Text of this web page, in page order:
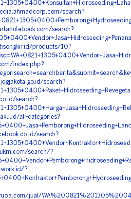
search?
search?
products/10?
index.php?
search?
search?
all-categories?
search?
search/?
?
jual/